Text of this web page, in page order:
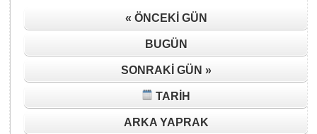
« ÖNCEKI GÜN
BUGÜN
SONRAKI GÜN »
TARIH
ARKA YAPRAK